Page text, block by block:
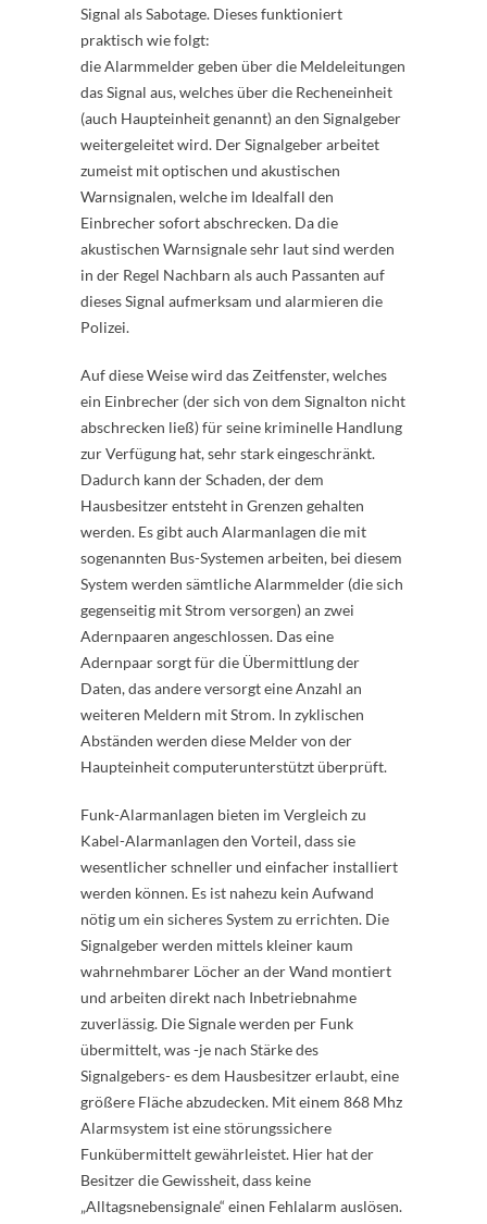
Signal als Sabotage. Dieses funktioniert
praktisch wie folgt:
die Alarmmelder geben über die Meldeleitungen
das Signal aus, welches über die Recheneinheit
(auch Haupteinheit genannt) an den Signalgeber
weitergeleitet wird. Der Signalgeber arbeitet
zumeist mit optischen und akustischen
Warnsignalen, welche im Idealfall den
Einbrecher sofort abschrecken. Da die
akustischen Warnsignale sehr laut sind werden
in der Regel Nachbarn als auch Passanten auf
dieses Signal aufmerksam und alarmieren die
Polizei.
Auf diese Weise wird das Zeitfenster, welches
ein Einbrecher (der sich von dem Signalton nicht
abschrecken ließ) für seine kriminelle Handlung
zur Verfügung hat, sehr stark eingeschränkt.
Dadurch kann der Schaden, der dem
Hausbesitzer entsteht in Grenzen gehalten
werden. Es gibt auch Alarmanlagen die mit
sogenannten Bus-Systemen arbeiten, bei diesem
System werden sämtliche Alarmmelder (die sich
gegenseitig mit Strom versorgen) an zwei
Adernpaaren angeschlossen. Das eine
Adernpaar sorgt für die Übermittlung der
Daten, das andere versorgt eine Anzahl an
weiteren Meldern mit Strom. In zyklischen
Abständen werden diese Melder von der
Haupteinheit computerunterstützt überprüft.
Funk-Alarmanlagen bieten im Vergleich zu
Kabel-Alarmanlagen den Vorteil, dass sie
wesentlicher schneller und einfacher installiert
werden können. Es ist nahezu kein Aufwand
nötig um ein sicheres System zu errichten. Die
Signalgeber werden mittels kleiner kaum
wahrnehmbarer Löcher an der Wand montiert
und arbeiten direkt nach Inbetriebnahme
zuverlässig. Die Signale werden per Funk
übermittelt, was -je nach Stärke des
Signalgebers- es dem Hausbesitzer erlaubt, eine
größere Fläche abzudecken. Mit einem 868 Mhz
Alarmsystem ist eine störungssichere
Funkübermittelt gewährleistet. Hier hat der
Besitzer die Gewissheit, dass keine
„Alltagsnebensignale“ einen Fehlalarm auslösen.